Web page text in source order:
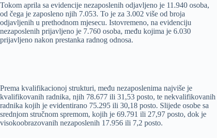
Tokom aprila sa evidencije nezaposlenih odjavljeno je 11.940 osoba,
od čega je zaposleno njih 7.053. To je za 3.002 više od broja
odjavljenih u prethodnom mjesecu. Istovremeno, na evidenciju
nezaposlenih prijavljeno je 7.760 osoba, među kojima je 6.030
prijavljeno nakon prestanka radnog odnosa.
Prema kvalifikacionoj strukturi, među nezaposlenima najviše je
kvalifikovanih radnika, njih 78.677 ili 31,53 posto, te nekvalifikovanih
radnika kojih je evidentirano 75.295 ili 30,18 posto. Slijede osobe sa
srednjom stručnom spremom, kojih je 69.791 ili 27,97 posto, dok je
visokoobrazovanih nezaposlenih 17.956 ili 7,2 posto.